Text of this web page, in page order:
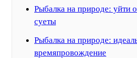
Рыбалка на природе: уйти
суеты
Рыбалка на природе:
времяпровождение